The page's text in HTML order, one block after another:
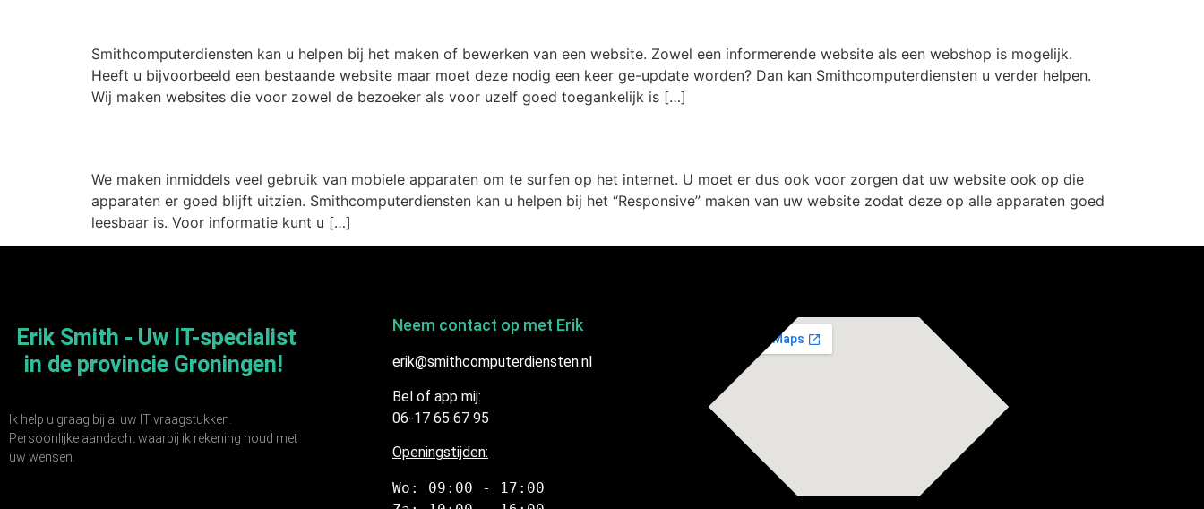
Smithcomputerdiensten kan u helpen bij het maken of bewerken van een website. Zowel een informerende website als een webshop is mogelijk.
Heeft u bijvoorbeeld een bestaande website maar moet deze nodig een keer ge-update worden? Dan kan Smithcomputerdiensten u verder helpen.
Wij maken websites die voor zowel de bezoeker als voor uzelf goed toegankelijk is […]
We maken inmiddels veel gebruik van mobiele apparaten om te surfen op het internet. U moet er dus ook voor zorgen dat uw website ook op die
apparaten er goed blijft uitzien. Smithcomputerdiensten kan u helpen bij het “Responsive” maken van uw website zodat deze op alle apparaten goed
leesbaar is. Voor informatie kunt u […]
Erik Smith - Uw IT-specialist
in de provincie Groningen!
Ik help u graag bij al uw IT vraagstukken.
Persoonlijke aandacht waarbij ik rekening houd met
uw wensen.
Neem contact op met Erik
erik@smithcomputerdiensten.nl
Bel of app mij:
06-17 65 67 95
Openingstijden:
Wo: 09:00 - 17:00